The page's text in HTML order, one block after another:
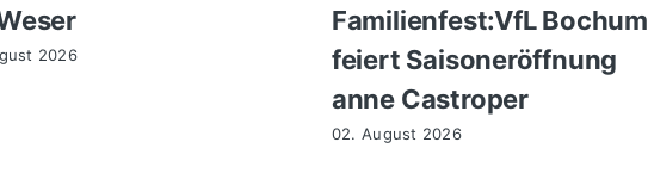
2026
Familienfest:VfL Bochum
feiert Saisoneröffnung
anne Castroper
02. August 2026